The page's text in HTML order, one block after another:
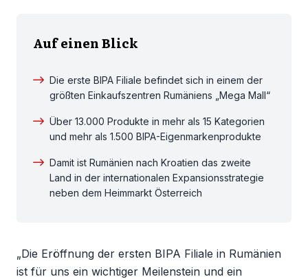
Auf einen Blick
Die erste BIPA Filiale befindet sich in einem der
größten Einkaufszentren Rumäniens „Mega Mall“
Über 13.000 Produkte in mehr als 15 Kategorien
und mehr als 1.500 BIPA-Eigenmarkenprodukte
Damit ist Rumänien nach Kroatien das zweite
Land in der internationalen Expansionsstrategie
neben dem Heimmarkt Österreich
„Die Eröffnung der ersten BIPA Filiale in Rumänien
ist für uns ein wichtiger Meilenstein und ein